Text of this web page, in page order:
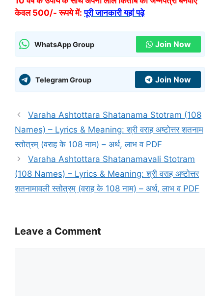
केवल 500/- रूपये में: पूरी जानकारी यहां पढ़े
WhatsApp Group Join Now
Telegram Group Join Now
Varaha Ashtottara Shatanama Stotram (108
Names) – Lyrics & Meaning: श्री वराह अष्टोत्तर शतनाम
स्तोत्रम् (वराह के 108 नाम) – अर्थ, लाभ व PDF
Varaha Ashtottara Shatanamavali Stotram
(108 Names) – Lyrics & Meaning: श्री वराह अष्टोत्तर
शतनामावली स्तोत्रम् (वराह के 108 नाम) – अर्थ, लाभ व PDF
Leave a Comment